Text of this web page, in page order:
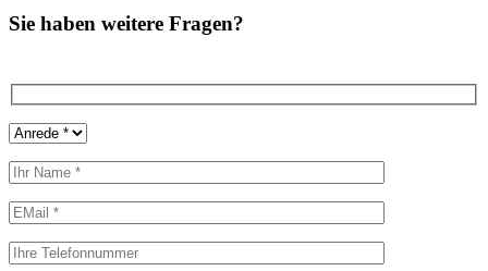
Sie haben weitere Fragen?